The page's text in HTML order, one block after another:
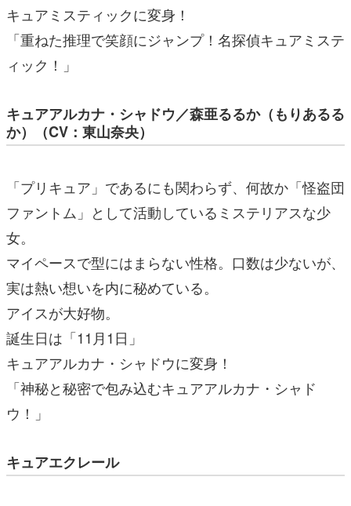
キュアミスティックに変身！
「重ねた推理で笑顔にジャンプ！名探偵キュアミステ
ィック！」
キュアアルカナ・シャドウ／森亜るるか（もりあるる
か）（CV：東山奈央）
「プリキュア」であるにも関わらず、何故か「怪盗団
ファントム」として活動しているミステリアスな少
女。
マイペースで型にはまらない性格。口数は少ないが、
実は熱い想いを内に秘めている。
アイスが大好物。
誕生日は「11月1日」
キュアアルカナ・シャドウに変身！
「神秘と秘密で包み込むキュアアルカナ・シャド
ウ！」
キュアエクレール